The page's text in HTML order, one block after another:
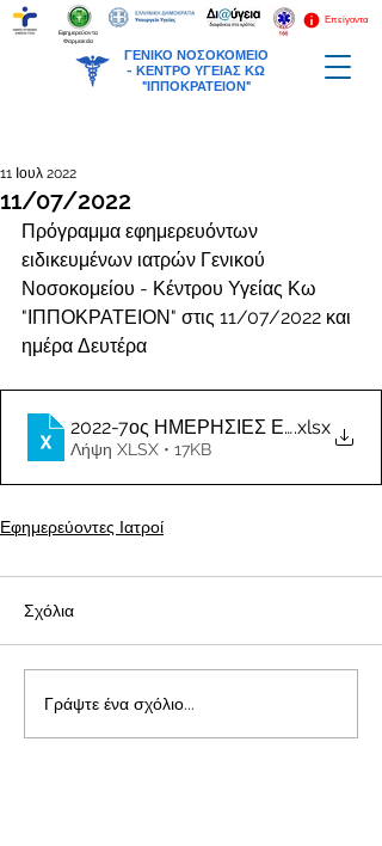
ΓΕΝΙΚΟ ΝΟΣΟΚΟΜΕΙΟ
- ΚΕΝΤΡΟ ΥΓΕΙΑΣ ΚΩ
"ΙΠΠΟΚΡΑΤΕΙΟΝ"
Επείγοντα
Εφημερεύοντα
Φαρμακεία
11/07/2022
11 Ιουλ 2022
Πρόγραμμα εφημερευόντων
ειδικευμένων ιατρών Γενικού
Νοσοκομείου - Κέντρου Υγείας Κω
"ΙΠΠΟΚΡΑΤΕΙΟΝ" στις 11/07/2022 και
ημέρα Δευτέρα
2022-7ος ΗΜΕΡΗΣΙΕΣ ΕΦΗΜΕΡΙΕΣ
.xlsx
Λήψη XLSX • 17KB
Εφημερεύοντες Ιατροί
Σχόλια
Γράψτε ένα σχόλιο...